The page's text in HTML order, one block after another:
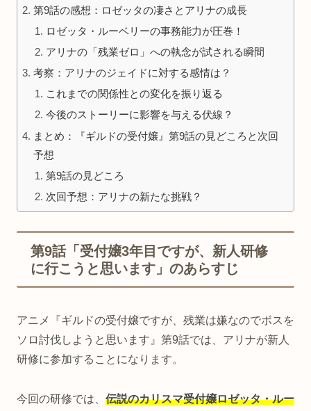
第9話の感想：ロゼッタの凄さとアリナの成長
ロゼッタ・ルーベリーの事務能力が圧巻！
アリナの「残業ゼロ」への執念が試される瞬間
考察：アリナのジェイドに対する感情は？
これまでの関係性との変化を振り返る
今後のストーリーに影響を与える伏線？
まとめ：『ギルドの受付嬢』第9話の見どころと次回
予想
第9話の見どころ
次回予想：アリナの新たな挑戦？
第9話「受付嬢3年目ですが、新人研修
に行こうと思います」のあらすじ
アニメ『ギルドの受付嬢ですが、残業は嫌なのでボスを
ソロ討伐しようと思います』第9話では、アリナが新人
研修に参加することになります。
今回の研修では、 伝説のカリスマ受付嬢ロゼッタ・ルー